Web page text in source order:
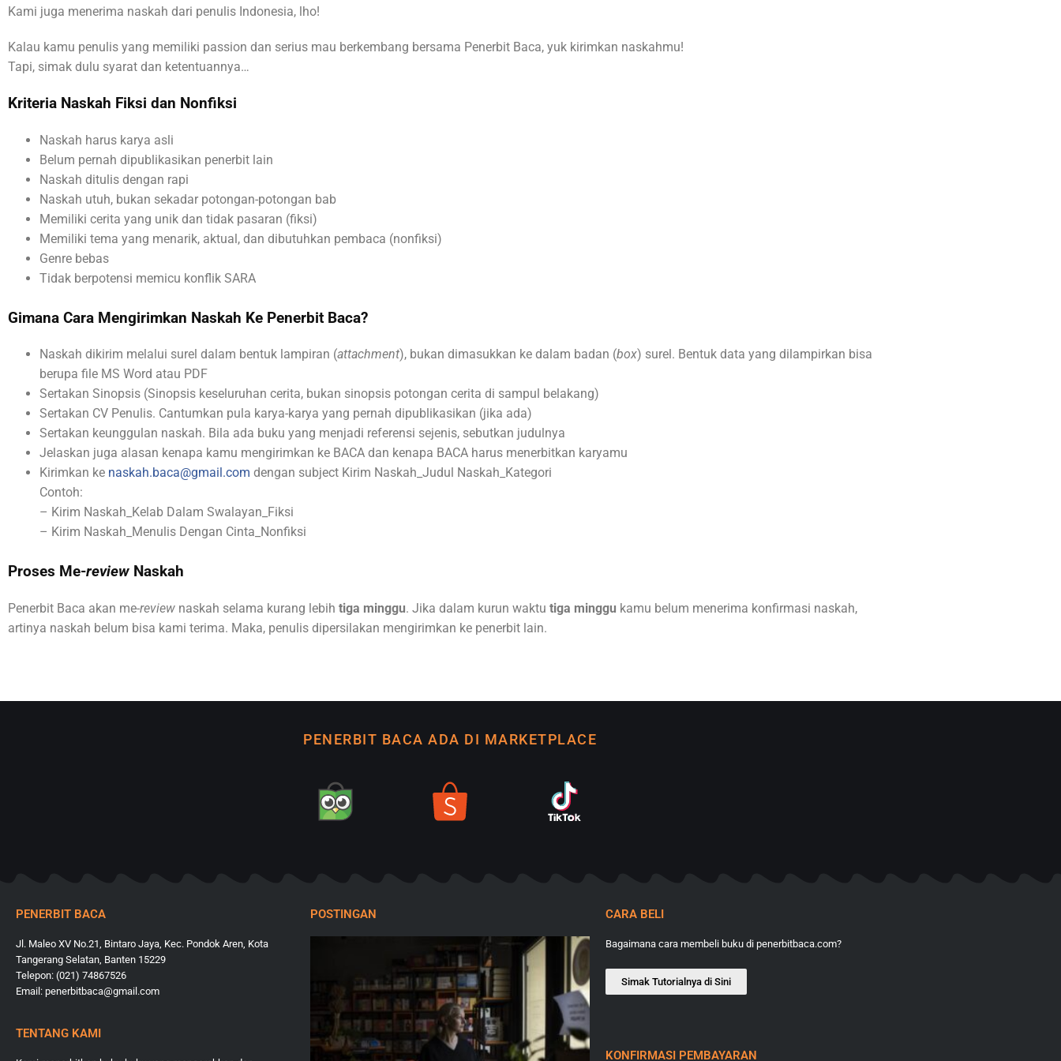
Kami juga menerima naskah dari penulis Indonesia, lho!
Kalau kamu penulis yang memiliki passion dan serius mau berkembang bersama Penerbit Baca, yuk kirimkan naskahmu!
Tapi, simak dulu syarat dan ketentuannya…
Kriteria Naskah Fiksi dan Nonfiksi
Naskah harus karya asli
Belum pernah dipublikasikan penerbit lain
Naskah ditulis dengan rapi
Naskah utuh, bukan sekadar potongan-potongan bab
Memiliki cerita yang unik dan tidak pasaran (fiksi)
Memiliki tema yang menarik, aktual, dan dibutuhkan pembaca (nonfiksi)
Genre bebas
Tidak berpotensi memicu konflik SARA
Gimana Cara Mengirimkan Naskah Ke Penerbit Baca?
Naskah dikirim melalui surel dalam bentuk lampiran (attachment), bukan dimasukkan ke dalam badan (box) surel. Bentuk data yang dilampirkan bisa
berupa file MS Word atau PDF
Sertakan Sinopsis (Sinopsis keseluruhan cerita, bukan sinopsis potongan cerita di sampul belakang)
Sertakan CV Penulis. Cantumkan pula karya-karya yang pernah dipublikasikan (jika ada)
Sertakan keunggulan naskah. Bila ada buku yang menjadi referensi sejenis, sebutkan judulnya
Jelaskan juga alasan kenapa kamu mengirimkan ke BACA dan kenapa BACA harus menerbitkan karyamu
Kirimkan ke naskah.baca@gmail.com dengan subject Kirim Naskah_Judul Naskah_Kategori
Contoh:
– Kirim Naskah_Kelab Dalam Swalayan_Fiksi
– Kirim Naskah_Menulis Dengan Cinta_Nonfiksi
Proses Me-review Naskah
Penerbit Baca akan me-review naskah selama kurang lebih tiga minggu. Jika dalam kurun waktu tiga minggu kamu belum menerima konfirmasi naskah,
artinya naskah belum bisa kami terima. Maka, penulis dipersilakan mengirimkan ke penerbit lain.
PENERBIT BACA ADA DI MARKETPLACE
PENERBIT BACA
Jl. Maleo XV No.21, Bintaro Jaya, Kec. Pondok Aren, Kota
Tangerang Selatan, Banten 15229
Telepon: (021) 74867526
Email: penerbitbaca@gmail.com
TENTANG KAMI
POSTINGAN CARA BELI
Bagaimana cara membeli buku di penerbitbaca.com?
Simak Tutorialnya di Sini
KONFIRMASI PEMBAYARAN